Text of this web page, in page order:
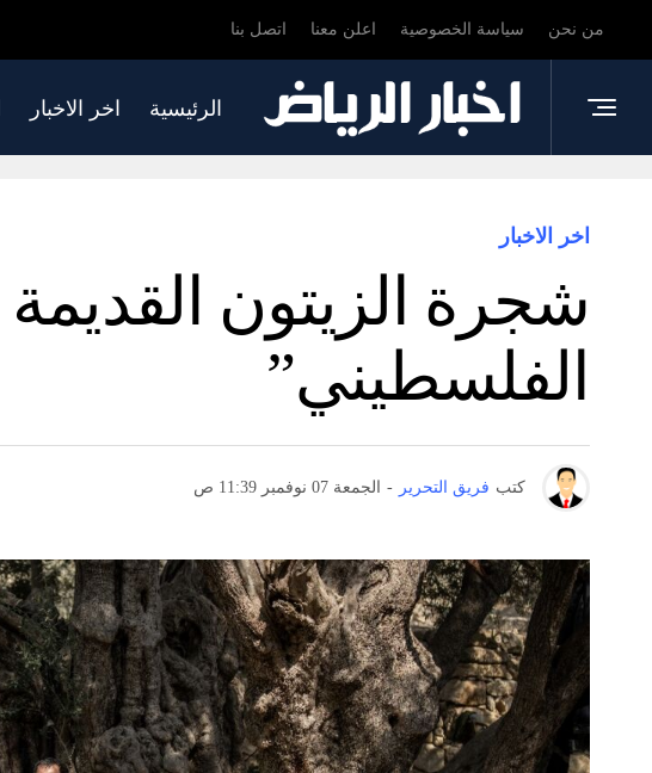
من نحن سياسة الخصوصية اعلن معنا اتصل بنا
الرئيسية اخر الاخبار
اخر الاخبار
شجرة الزيتون
الفلسطيني”
كتب فريق التحرير - الجمعة 07 نوفمبر 11:39 ص